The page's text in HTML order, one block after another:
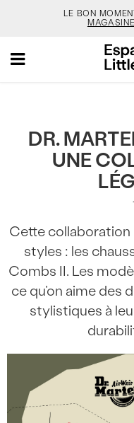
LE BON
TON NOUVEAU
PORTE-
LE BON
TON NOUVEAU
PORTE-
LES NOUVELLES
Toggle
DR.
UNE
Cette collaboration
styles : les
Combs II. Les
ce qu’on aime des
stylistiques à